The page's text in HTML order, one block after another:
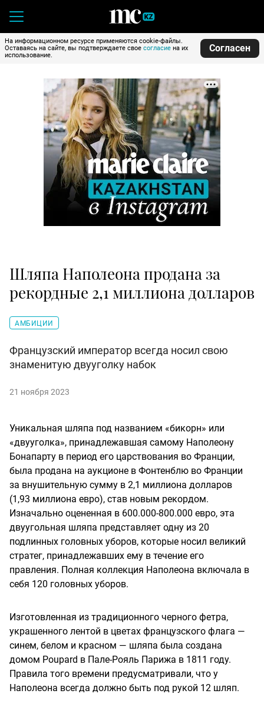
На информационном ресурсе применяются cookie-файлы.
Оставаясь на сайте, вы подтверждаете свое согласие на их
использование.
Согласен
Шляпа Наполеона продана за
рекордные 2,1 миллиона долларов
АМБИЦИИ
Французский император всегда носил свою
знаменитую двууголку набок
21 ноября 2023
Уникальная шляпа под названием «бикорн» или
«двууголка», принадлежавшая самому Наполеону
Бонапарту в период его царствования во Франции,
была продана на аукционе в Фонтенблю во Франции
за внушительную сумму в 2,1 миллиона долларов
(1,93 миллиона евро), став новым рекордом.
Изначально оцененная в 600.000-800.000 евро, эта
двуугольная шляпа представляет одну из 20
подлинных головных уборов, которые носил великий
стратег, принадлежавших ему в течение его
правления. Полная коллекция Наполеона включала в
себя 120 головных уборов.
Изготовленная из традиционного черного фетра,
украшенного лентой в цветах французского флага —
синем, белом и красном — шляпа была создана
домом Poupard в Пале-Рояль Парижа в 1811 году.
Правила того времени предусматривали, что у
Наполеона всегда должно быть под рукой 12 шляп.